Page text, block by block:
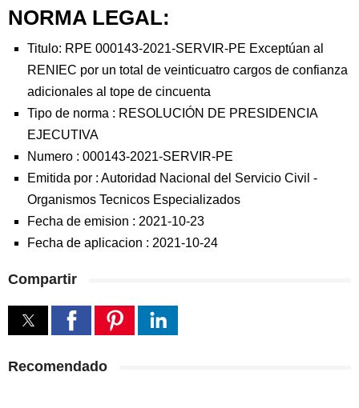
NORMA LEGAL:
Titulo: RPE 000143-2021-SERVIR-PE Exceptúan al
RENIEC por un total de veinticuatro cargos de confianza
adicionales al tope de cincuenta
Tipo de norma : RESOLUCIÓN DE PRESIDENCIA
EJECUTIVA
Numero : 000143-2021-SERVIR-PE
Emitida por : Autoridad Nacional del Servicio Civil -
Organismos Tecnicos Especializados
Fecha de emision : 2021-10-23
Fecha de aplicacion : 2021-10-24
Compartir
Recomendado